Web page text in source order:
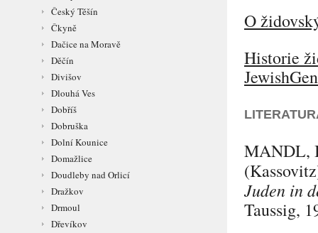
Český Těšín
Čkyně
Dačice na Moravě
Děčín
Divišov
Dlouhá Ves
Dobříš
Dobruška
Dolní Kounice
Domažlice
Doudleby nad Orlicí
Dražkov
Drmoul
Dřevíkov
O
Historie
JewishGen
MANDL,
Juden in
Taussig,